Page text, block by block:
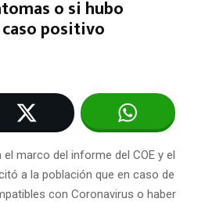
o si hubo
positivo
el marco del informe del COE y el
a la población que en caso de
con Coronavirus o haber